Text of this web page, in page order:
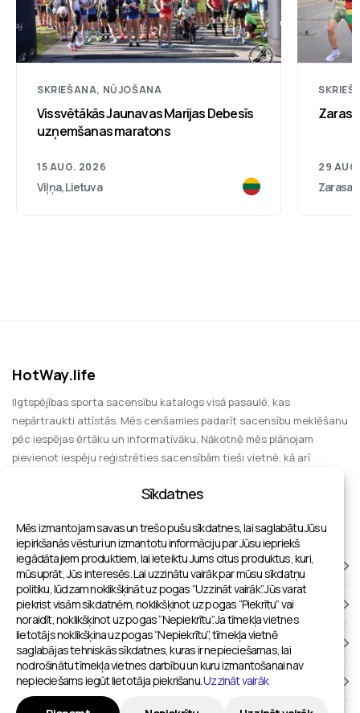
SKRIEŠANA, NŪJOŠANA
Vissvētākās Jaunavas Marijas Debesīs
uzņemšanas maratons
15 AUG. 2026
Viļņa, Lietuva
29
HotWay.life
Ilgtspējības sporta sacensību katalogs visā pasaulē, kas
nepārtraukti attīstās. Mēs cenšamies padarīt sacensību meklēšanu
pēc iespējas ērtāku un informatīvāku. Nākotnē mēs plānojam
pievienot iespēju reģistrēties sacensībām tieši vietnē, kā arī
notikumiem apmeklēšanai kā skatītājam, izklaides iespējām un
SACENSĪBAS
SPORTA OBJEKTI
PIEVIENOT HOTWAY.LIFE
INFORMĀCIJA
Sīkdatnes
Mēs izmantojam savas un trešo pušu sīkdatnes, lai saglabātu Jūsu
iepirkšanās vēsturi un izmantotu informāciju par Jūsu iepriekš
iegādātajiem produktiem, lai ieteiktu Jums citus produktus, kuri,
mūsuprāt, Jūs interesēs. Lai uzzinātu vairāk par mūsu sīkdatņu
politiku, lūdzam noklikšķināt uz pogas “Uzzināt vairāk”. Jūs varat
piekrist visām sīkdatnēm, noklikšķinot uz pogas “Piekrītu” vai
noraidīt, noklikšķinot uz pogas “Nepiekrītu”. Ja tīmekļa vietnes
lietotājs noklikšķina uz pogas “Nepiekrītu”, tīmekļa vietnē
saglabājas tehniskās sīkdatnes, kuras ir nepieciešamas, lai
nodrošinātu tīmekļa vietnes darbību un kuru izmantošanai nav
nepieciešams iegūt lietotāja piekrišanu.Uzzināt vairāk